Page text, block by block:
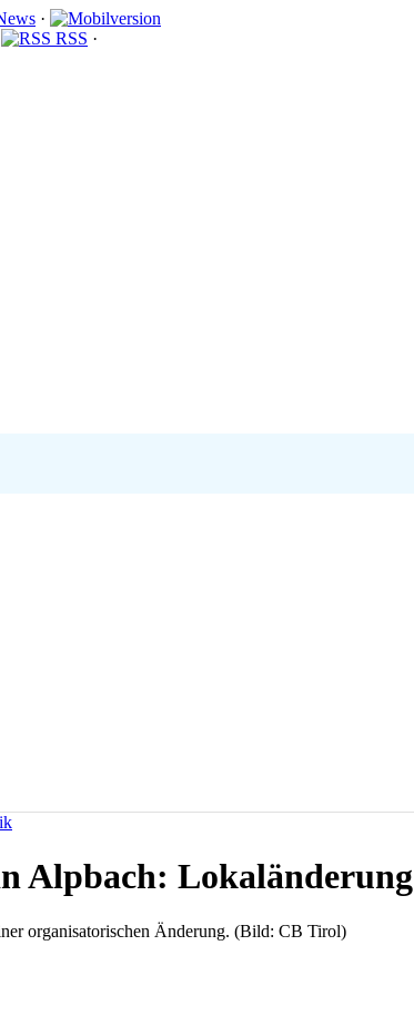
·
RSS ·
Alpbach: Lokaländerung
organisatorischen Änderung. (Bild: CB Tirol)